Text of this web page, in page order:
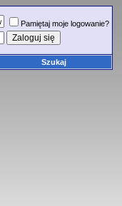
Pamiętaj moje logowanie?
Szukaj